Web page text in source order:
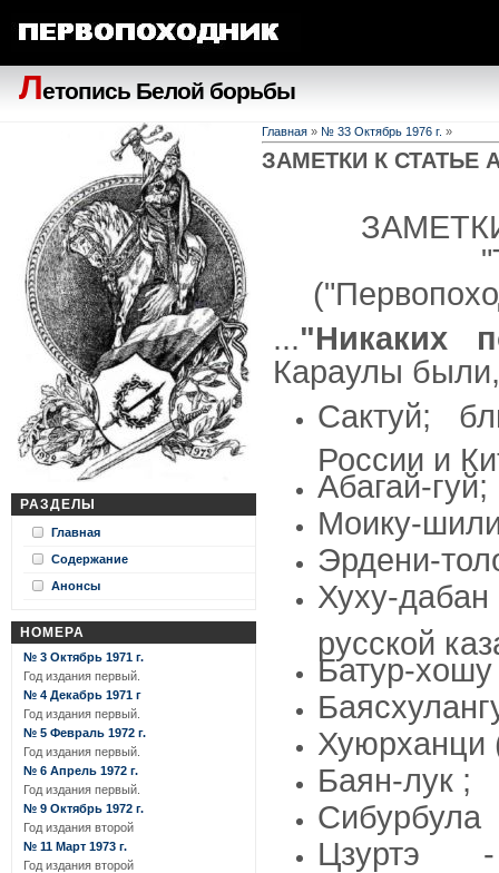
Летопись Белой борьбы
Главная » № 33 Октябрь 1976 г. »
ЗАМЕТКИ К СТАТЬЕ
..."Никаких
Караулы
Сактуй;
России и
Абагай-гуй;
Моику-
Эрдени-
Хуху-
русской
Батур-хошу
Хуюрханци
Баян-лук ;
Сибурбула
Цзуртэ
РАЗДЕЛЫ
Главная
Содержание
Анонсы
НОМЕРА
№ 3 Октябрь 1971 г.
Год издания первый.
№ 4 Декабрь 1971 г
Год издания первый.
№ 5 Февраль 1972 г.
Год издания первый.
№ 6 Апрель 1972 г.
Год издания первый.
№ 9 Октябрь 1972 г.
Год издания второй
№ 11 Март 1973 г.
Год издания второй